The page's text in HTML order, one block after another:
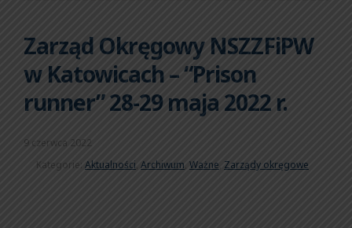
Zarząd Okręgowy NSZZFiPW
w Katowicach – “Prison
runner” 28-29 maja 2022 r.
9 czerwca 2022
Kategorie: Aktualności, Archiwum, Ważne Zarządy okręgowe